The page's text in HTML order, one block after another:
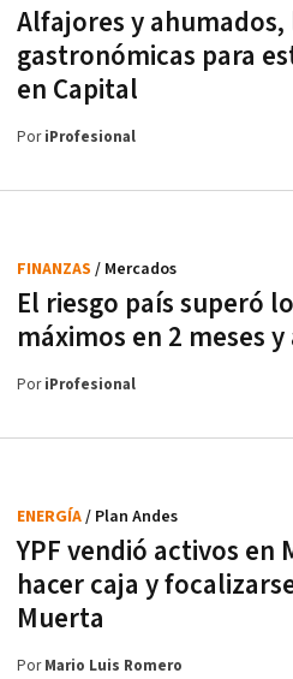
Alfajores y
gastronómicas para
en Capital
PoriProfesional
El riesgo país superó
máximos en 2 meses
FINANZAS / Mercados
PoriProfesional
YPF vendió activos en
hacer caja y
Muerta
ENERGÍA/ Plan Andes
PorMario Luis Romero